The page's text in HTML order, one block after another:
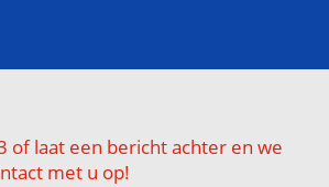
of laat een bericht achter en we
met u op!